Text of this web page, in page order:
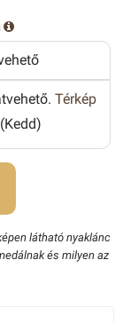
Térkép
látható nyaklánc
és milyen az